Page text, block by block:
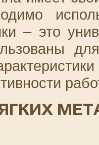
– это